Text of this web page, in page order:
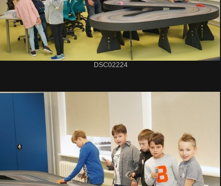
DSC02224